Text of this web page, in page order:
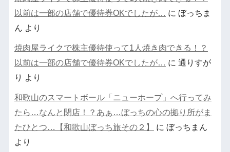
以前は一部の店舗で優待券OKでしたが… に ぼっちま
ん より
焼肉屋ライクで株主優待使って1人焼き肉できる！？
以前は一部の店舗で優待券OKでしたが… に 通りすが
り より
和歌山のスマートボール「ニューホープ」へ行ってみ
たら…なんと閉店！？あぁ…ぼっちの心の拠り所がま
たひとつ…【和歌山ぼっち旅その２】
に ぼっちまん
より